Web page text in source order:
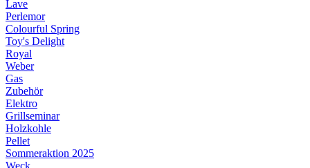
Lave
Perlemor
Colourful Spring
Toy's Delight
Royal
Weber
Gas
Zubehör
Elektro
Grillseminar
Holzkohle
Pellet
Sommeraktion 2025
Weck